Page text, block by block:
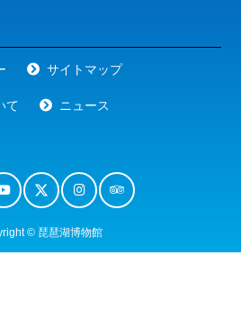
サイトマップ
て ニュース
© 琵琶湖博物館